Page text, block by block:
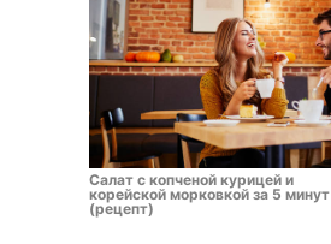
Салат с копченой курицей и
корейской морковкой за 5 минут
(рецепт)